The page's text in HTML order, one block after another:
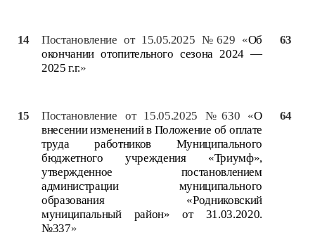
14 Постановление от 15.05.2025 №629 «Об
окончании отопительного сезона 2024 —
2025 г.г.»
63
15 Постановление от 15.05.2025 №630 «О
внесении изменений в Положение об оплате
труда работников Муниципального
бюджетного учреждения «Триумф»,
утвержденное постановлением
администрации муниципального
образования «Родниковский
муниципальный район» от 31.03.2020.
№337»
64